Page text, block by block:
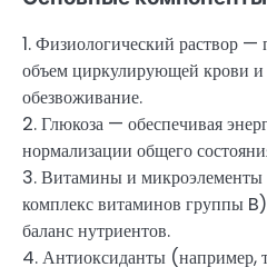
1. Физиологический раствор —
объем циркулирующей крови и
обезвоживание.
2. Глюкоза — обеспечивая
нормализации общего
3. Витамины и
комплекс витаминов группы
баланс нутриентов.
4. Антиоксиданты (например,